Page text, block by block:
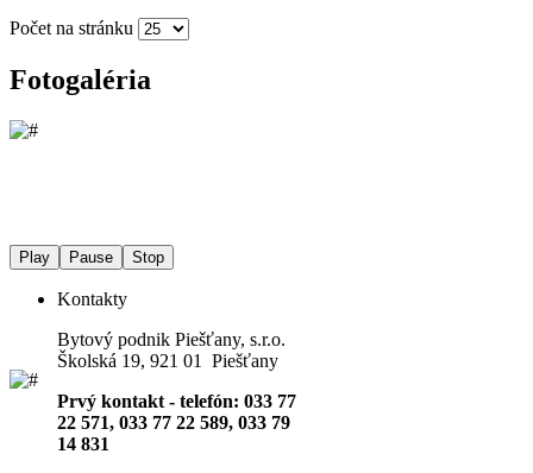
Počet na stránku
Fotogaléria
Play Pause Stop
Kontakty
Bytový podnik Piešťany, s.r.o.
Školská 19, 921 01 Piešťany
Prvý kontakt - telefón: 033 77
22 571, 033 77 22 589, 033 79
14 831